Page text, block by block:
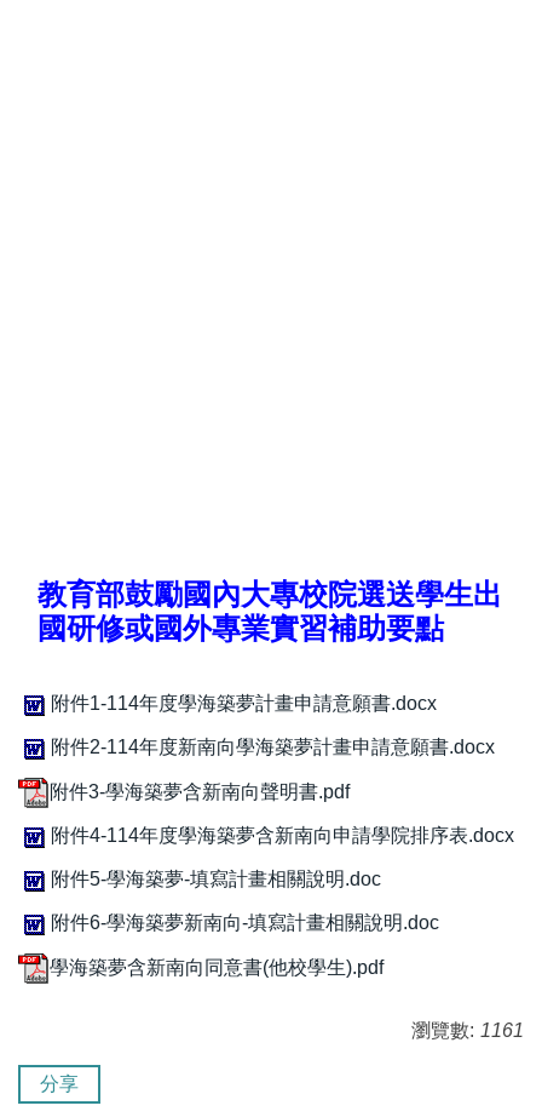
教育部鼓勵國內大專校院選送學生出
國研修或國外專業實習補助要點
附件1-114年度學海築夢計畫申請意願書.docx
附件2-114年度新南向學海築夢計畫申請意願書.docx
附件3-學海築夢含新南向聲明書.pdf
附件4-114年度學海築夢含新南向申請學院排序表.docx
附件5-學海築夢-填寫計畫相關說明.doc
附件6-學海築夢新南向-填寫計畫相關說明.doc
學海築夢含新南向同意書(他校學生).pdf
瀏覽數: 1161
分享